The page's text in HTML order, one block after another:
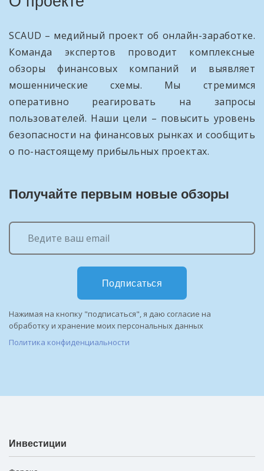
SCAUD – медийный проект об онлайн-заработке.
Команда экспертов проводит комплексные
обзоры финансовых компаний и выявляет
мошеннические схемы. Мы стремимся
оперативно реагировать на запросы
пользователей. Наши цели – повысить уровень
безопасности на финансовых рынках и сообщить
о по-настоящему прибыльных проектах.
Получайте первым новые обзоры
Подписаться
Нажимая на кнопку "подписаться", я даю согласие на
обработку и хранение моих персональных данных
Политика конфиденциальности
Инвестиции